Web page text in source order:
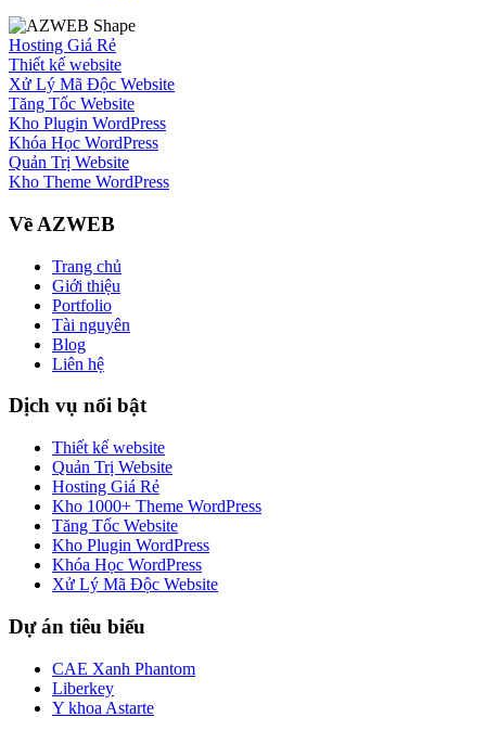
Hosting Giá Rẻ
Thiết kế website
Xử Lý Mã Độc Website
Tăng Tốc Website
Kho Plugin WordPress
Khóa Học WordPress
Quản Trị Website
Kho Theme WordPress
Về AZWEB
Trang chủ
Giới thiệu
Portfolio
Tài nguyên
Blog
Liên hệ
Dịch vụ nổi bật
Thiết kế website
Quản Trị Website
Hosting Giá Rẻ
Kho 1000+ Theme WordPress
Tăng Tốc Website
Kho Plugin WordPress
Khóa Học WordPress
Xử Lý Mã Độc Website
Dự án tiêu biểu
CAE Xanh Phantom
Liberkey
Y khoa Astarte